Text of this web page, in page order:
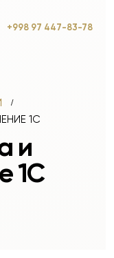
+998 97 447-83-78
1С
и
1С